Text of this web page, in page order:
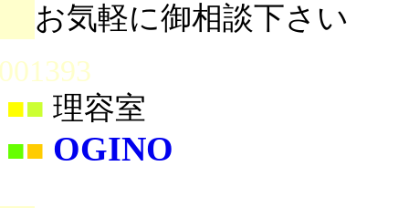
お気軽に御相談下さい
■ 理容室
■■ OGINO